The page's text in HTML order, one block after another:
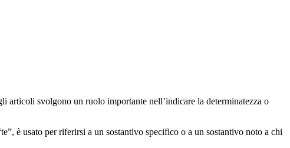
svolgono un ruolo importante nell’indicare la determinatezza o
è usato per riferirsi a un sostantivo specifico o a un sostantivo noto a chi